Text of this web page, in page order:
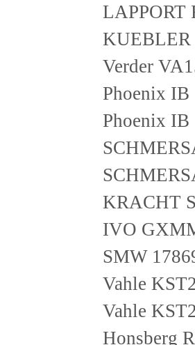
LAPPORT
KUEBLER
Verder
Phoenix
Phoenix IB
KRACHT
IVO
SMW
Vahle
Vahle
Honsberg